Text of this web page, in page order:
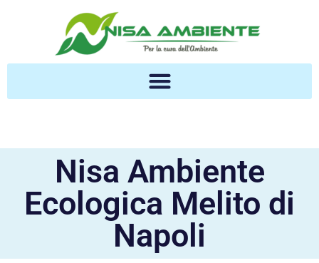
Nisa Ambiente
Ecologica Melito di
Napoli